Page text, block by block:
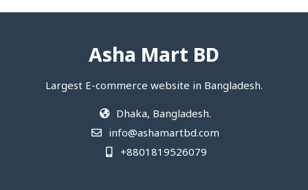
Asha Mart BD
Largest E-commerce website in Bangladesh.
Dhaka, Bangladesh.
info@ashamartbd.com
+8801819526079